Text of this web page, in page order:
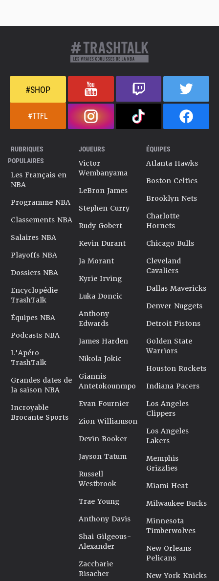
#SHOP
#TTFL
RUBRIQUES
POPULAIRES
Les Français en
NBA
Programme NBA
Classements NBA
Salaires NBA
Playoffs NBA
Dossiers NBA
Encyclopédie
TrashTalk
Équipes NBA
Podcasts NBA
L'Apéro
TrashTalk
Grandes dates de
la saison NBA
Incroyable
Brocante Sports
JOUEURS
Victor
Wembanyama
LeBron James
Stephen Curry
Rudy Gobert
Kevin Durant
Ja Morant
Kyrie Irving
Luka Doncic
Anthony
Edwards
James Harden
Nikola Jokic
Giannis
Antetokounmpo
Evan Fournier
Zion Williamson
Devin Booker
Jayson Tatum
Russell
Westbrook
Trae Young
Anthony Davis
Shai Gilgeous-
Alexander
Zaccharie
Risacher
ÉQUIPES
Atlanta Hawks
Boston Celtics
Brooklyn Nets
Charlotte
Hornets
Chicago Bulls
Cleveland
Cavaliers
Dallas Mavericks
Denver Nuggets
Detroit Pistons
Golden State
Warriors
Houston Rockets
Indiana Pacers
Los Angeles
Clippers
Los Angeles
Lakers
Memphis
Grizzlies
Miami Heat
Milwaukee Bucks
Minnesota
Timberwolves
New Orleans
Pelicans
New York Knicks